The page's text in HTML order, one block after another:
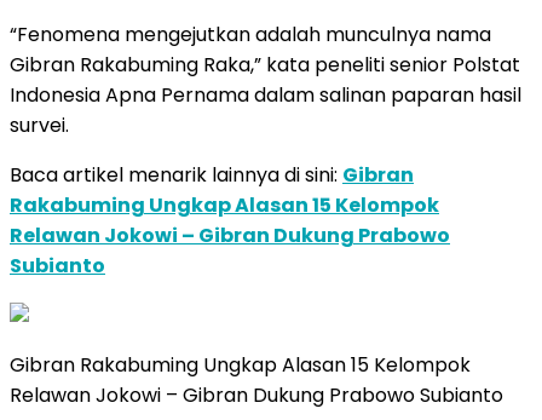
“Fenomena mengejutkan adalah munculnya nama
Gibran Rakabuming Raka,” kata peneliti senior Polstat
Indonesia Apna Pernama dalam salinan paparan hasil
survei.
Baca artikel menarik lainnya di sini: Gibran
Rakabuming Ungkap Alasan 15 Kelompok
Relawan Jokowi – Gibran Dukung Prabowo
Subianto
Gibran Rakabuming Ungkap Alasan 15 Kelompok
Relawan Jokowi – Gibran Dukung Prabowo Subianto